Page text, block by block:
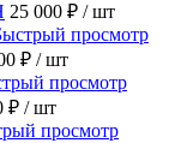
25 000 ₽ / шт
просмотр
₽ / шт
просмотр
₽ / шт
просмотр